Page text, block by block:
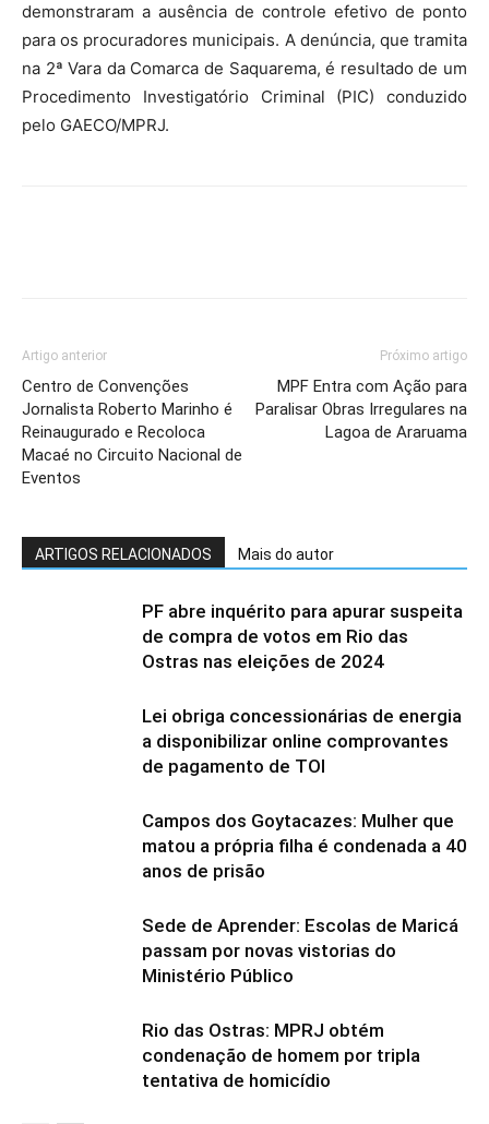
demonstraram a ausência de controle efetivo de ponto
para os procuradores municipais. A denúncia, que tramita
na 2ª Vara da Comarca de Saquarema, é resultado de um
Procedimento Investigatório Criminal (PIC) conduzido
pelo GAECO/MPRJ.
Artigo anterior
Centro de Convenções
Jornalista Roberto Marinho é
Reinaugurado e Recoloca
Macaé no Circuito Nacional de
Eventos
Próximo artigo
MPF Entra com Ação para
Paralisar Obras Irregulares na
Lagoa de Araruama
ARTIGOS RELACIONADOS Mais do autor
PF abre inquérito para apurar suspeita
de compra de votos em Rio das
Ostras nas eleições de 2024
Lei obriga concessionárias de energia
a disponibilizar online comprovantes
de pagamento de TOI
Campos dos Goytacazes: Mulher que
matou a própria filha é condenada a 40
anos de prisão
Sede de Aprender: Escolas de Maricá
passam por novas vistorias do
Ministério Público
Rio das Ostras: MPRJ obtém
condenação de homem por tripla
tentativa de homicídio